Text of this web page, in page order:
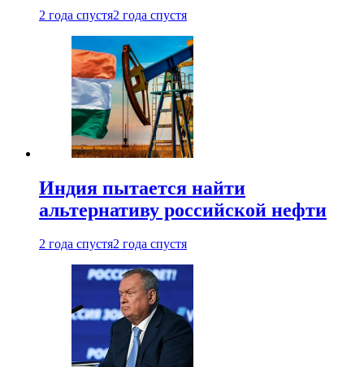
2 года спустя2 года спустя
Индия пытается найти
альтернативу российской нефти
2 года спустя2 года спустя